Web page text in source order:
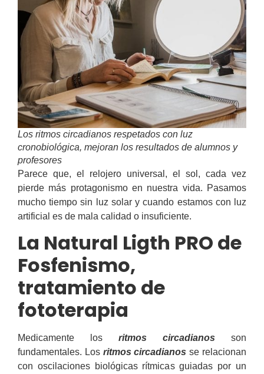
Los ritmos circadianos respetados con luz
cronobiológica, mejoran los resultados de alumnos y
profesores
Parece que, el relojero universal, el sol, cada vez
pierde más protagonismo en nuestra vida. Pasamos
mucho tiempo sin luz solar y cuando estamos con luz
artificial es de mala calidad o insuficiente.
La Natural Ligth PRO de
Fosfenismo,
tratamiento de
fototerapia
Medicamente los ritmos circadianos son
fundamentales. Los ritmos circadianosse relacionan
con oscilaciones biológicas rítmicas guiadas por un